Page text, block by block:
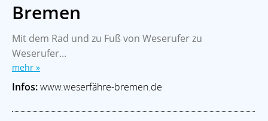
Bremen
Mit dem Rad und zu Fuß von Weserufer zu
Weserufer...
mehr »
Infos:www.weserfähre-bremen.de